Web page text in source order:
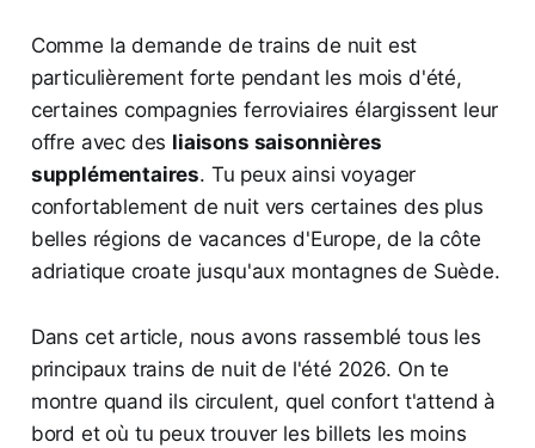
Comme la demande de trains de nuit est
particulièrement forte pendant les mois d'été,
certaines compagnies ferroviaires élargissent leur
offre avec des liaisons saisonnières
supplémentaires. Tu peux ainsi voyager
confortablement de nuit vers certaines des plus
belles régions de vacances d'Europe, de la côte
adriatique croate jusqu'aux montagnes de Suède.
Dans cet article, nous avons rassemblé tous les
principaux trains de nuit de l'été 2026. On te
montre quand ils circulent, quel confort t'attend à
bord et où tu peux trouver les billets les moins